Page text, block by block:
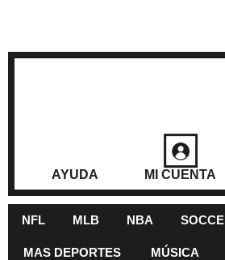
AYUDA MI CUENTA
NFL MLB NBA
MAS DEPORTES MÚSICA